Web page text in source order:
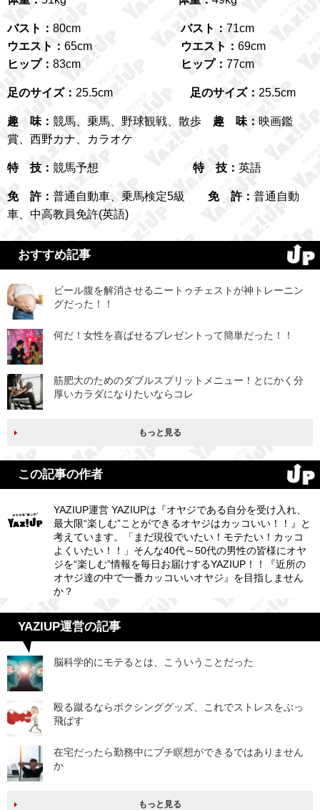
バスト： 80cmバスト： 71cm
ウエスト： 65cm ウエスト： 69cm
ヒップ： 83cm ヒップ： 77cm
足のサイズ： 25.5cm 足のサイズ： 25.5cm
趣 味： 競馬、乗馬、野球観戦、散歩 趣 味： 映画鑑
賞、西野カナ、カラオケ
特 技： 競馬予想 特 技： 英語
免 許： 普通自動車、乗馬検定5級 免 許： 普通自動
車、中高教員免許(英語)
おすすめ記事
ビール腹を解消させるニートゥチェストが神トレーニン
グだった！！
何だ！女性を喜ばせるプレゼントって簡単だった！！
筋肥大のためのダブルスプリットメニュー！とにかく分
厚いカラダになりたいならコレ
もっと見る
この記事の作者
YAZIUP運営 YAZIUPは『オヤジである自分を受け入れ、
最大限“楽しむ”ことができるオヤジはカッコいい！！』と
考えています。「まだ現役でいたい！モテたい！カッコ
よくいたい！！」そんな40代～50代の男性の皆様にオヤ
ジを“楽しむ”情報を毎日お届けするYAZIUP！！『近所の
オヤジ達の中で一番カッコいいオヤジ』を目指しません
か？
YAZIUP運営の記事
脳科学的にモテるとは、こういうことだった
殴る蹴るならボクシンググッズ、これでストレスをぶっ
飛ばす
在宅だったら勤務中にプチ瞑想ができるではありません
か
もっと見る